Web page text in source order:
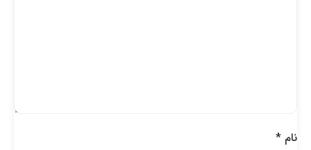
نام*